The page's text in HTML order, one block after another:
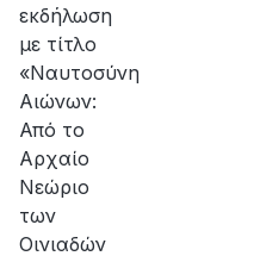
εκδήλωση
με τίτλο
«Ναυτοσύνη
Αιώνων:
Από το
Αρχαίο
Νεώριο
των
Οινιαδών